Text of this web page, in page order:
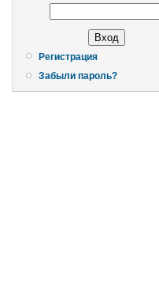
Регистрация
Забыли пароль?